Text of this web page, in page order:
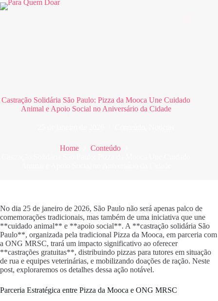
Pular
para
Castração Solidária São Paulo: Pizza da Mooca Une Cuidado
Animal e Apoio Social no Aniversário da Cidade
Home
Conteúdo
No dia 25 de janeiro de 2026, São Paulo não será apenas palco de
comemorações tradicionais, mas também de uma iniciativa que une
**cuidado animal** e **apoio social**. A **castração solidária São
Paulo**, organizada pela tradicional Pizza da Mooca, em parceria com
a ONG MRSC, trará um impacto significativo ao oferecer
**castrações gratuitas**, distribuindo pizzas para tutores em situação
de rua e equipes veterinárias, e mobilizando doações de ração. Neste
post, exploraremos os detalhes dessa ação notável.
Parceria Estratégica entre Pizza da Mooca e ONG MRSC